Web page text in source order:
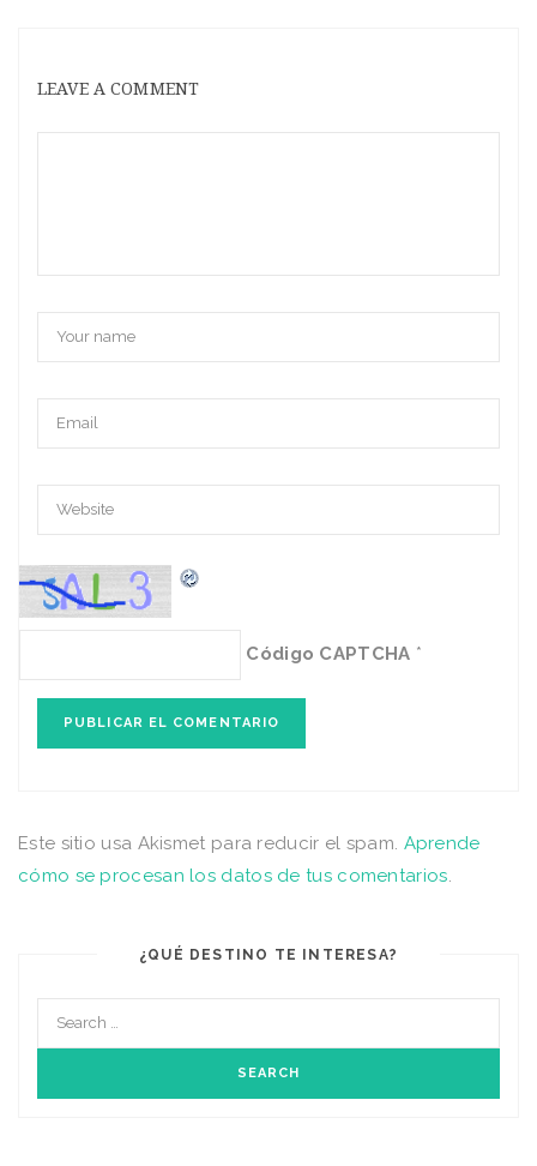
LEAVE A COMMENT
Código CAPTCHA *
Este sitio usa Akismet para reducir el spam. Aprende
cómo se procesan los datos de tus comentarios.
¿QUÉ DESTINO TE INTERESA?